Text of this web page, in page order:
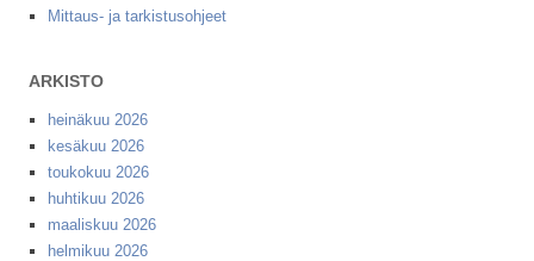
Mittaus- ja tarkistusohjeet
ARKISTO
heinäkuu 2026
kesäkuu 2026
toukokuu 2026
huhtikuu 2026
maaliskuu 2026
helmikuu 2026